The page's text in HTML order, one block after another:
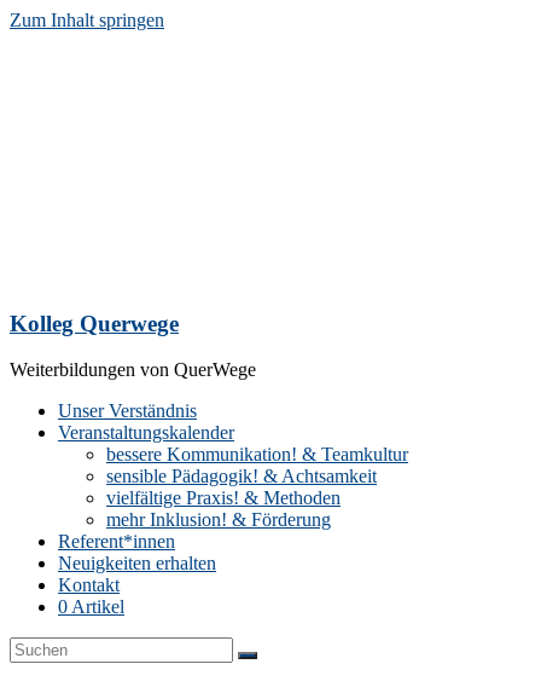
Zum Inhalt springen
Kolleg Querwege
Weiterbildungen von QuerWege
Unser Verständnis
Veranstaltungskalender
bessere Kommunikation! & Teamkultur
sensible Pädagogik! & Achtsamkeit
vielfältige Praxis! & Methoden
mehr Inklusion! & Förderung
Referent*innen
Neuigkeiten erhalten
Kontakt
0 Artikel